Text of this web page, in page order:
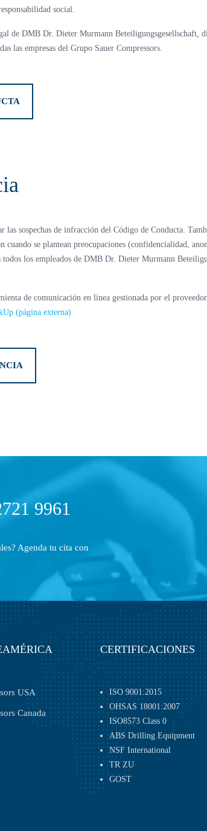
social.
de DMB Dr. Dieter Murmann Beteiligungsgesellschaft,
las empresas del Grupo Sauer Compressors.
las sospechas de infracción del Código de Conducta.
cuando se plantean preocupaciones (confidencialidad,
los empleados de DMB Dr. Dieter Murmann
de comunicación en línea gestionada por el
(página externa)
9961
Agenda tu cita con
USA
Canada
CERTIFICACIONES
ISO 9001:2015
OHSAS 18001:2007
ISO8573 Class 0
ABS Drilling ­Equipment
NSF International
TR ZU
GOST